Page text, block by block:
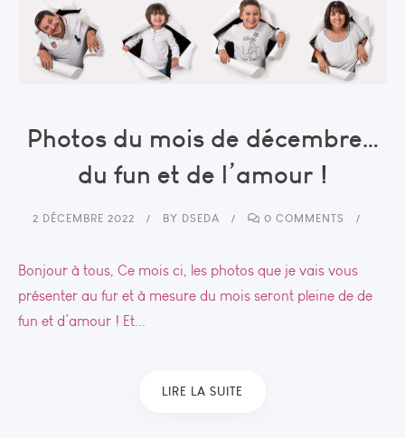
Photos du mois de décembre…
du fun et de l’amour !
2 DÉCEMBRE 2022 BY DSEDA 0 COMMENTS
Bonjour à tous, Ce mois ci, les photos que je vais vous
présenter au fur et à mesure du mois seront pleine de de
fun et d’amour ! Et...
LIRE LA SUITE